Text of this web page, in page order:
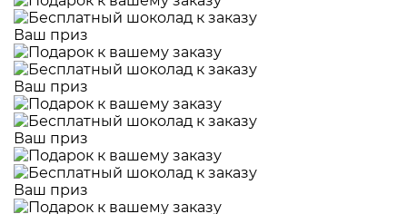
Ваш приз
Ваш приз
Ваш приз
Ваш приз